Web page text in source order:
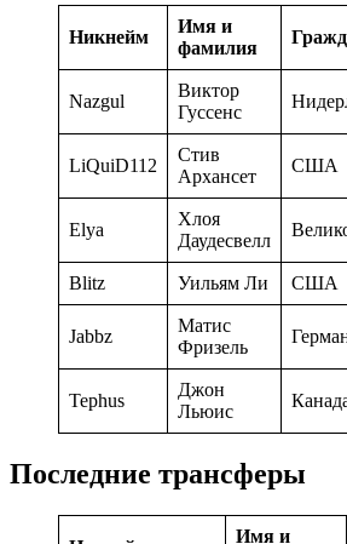
Никнейм
Имя и
фамилия
Nazgul
Виктор
Гуссенс
LiQuiD112
Стив
Архансет
США
Elya
Хлоя
Даудесвелл
Blitz Уильям Ли США
Jabbz
Матис
Фризель
Tephus
Джон
Льюис
Последние трансферы
Имя и